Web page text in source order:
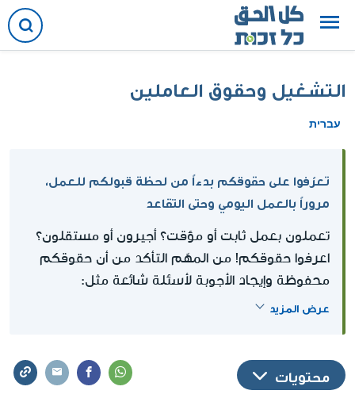
التشغيل وحقوق العاملين
עברית
تعرّفوا على حقوقكم بدءاً من لحظة قبولكم للعمل،
مروراً بالعمل اليومي وحتى التقاعد
تعملون بعمل ثابت أو مؤقت؟ أجيرون أو مستقلون؟
اعرفوا حقوقكم! من المهّم التأكد من أن حقوقكم
محفوظة وإيجاد الأجوبة لأسئلة شائعة مثل:
مستحقات النقاهة والمرض والتقاعد. ما هي الحقوق
وعمال المقاول، العمال والإعاقة، وحقوق العمال
الأجانب.
عرض المزيد
محتويات